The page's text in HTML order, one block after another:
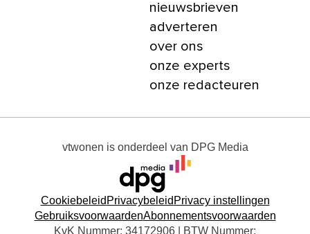
nieuwsbrieven
adverteren
over ons
onze experts
onze redacteuren
vtwonen is onderdeel van DPG Media
Cookiebeleid Privacybeleid Privacy instellingen
GebruiksvoorwaardenAbonnementsvoorwaarden
KvK Nummer: 34172906 | BTW Nummer: